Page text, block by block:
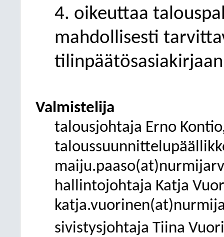
4. oikeuttaa
mahdollisesti
Valmistelija
talousjohtaja Erno
maiju.paaso(at)
hallintojohtaja Katja
katja.vuorinen(at)
sivistysjohtaja Tiina